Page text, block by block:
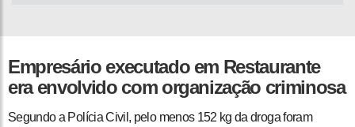
Empresário executado em Restaurante
era envolvido com organização criminosa
Segundo a Polícia Civil, pelo menos 152 kg da droga foram